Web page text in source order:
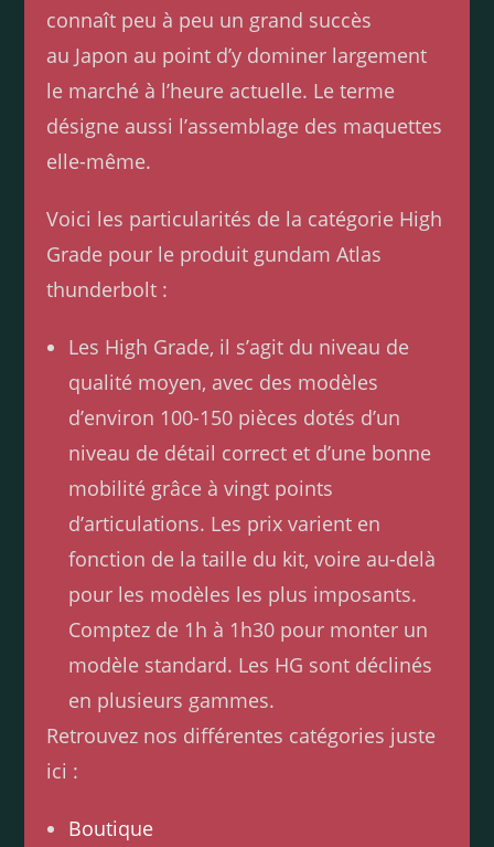
connaît peu à peu un grand succès
au Japon au point d’y dominer largement
le marché à l’heure actuelle. Le terme
désigne aussi l’assemblage des maquettes
elle-même.
Voici les particularités de la catégorie High
Grade pour le produit gundam Atlas
thunderbolt :
Les High Grade, il s’agit du niveau de
qualité moyen, avec des modèles
d’environ 100-150 pièces dotés d’un
niveau de détail correct et d’une bonne
mobilité grâce à vingt points
d’articulations. Les prix varient en
fonction de la taille du kit, voire au-delà
pour les modèles les plus imposants.
Comptez de 1h à 1h30 pour monter un
modèle standard. Les HG sont déclinés
en plusieurs gammes.
Retrouvez nos différentes catégories juste
ici :
Boutique